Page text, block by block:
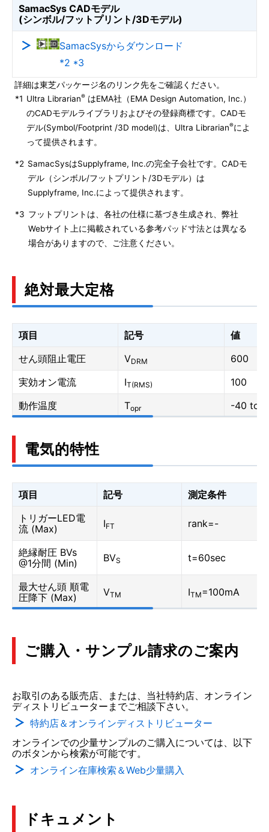
SamacSys CADモデル
(シンボル/フットプリント/3Dモデル)
SamacSysからダウンロード
*2 *3
詳細は東芝パッケージ名のリンク先をご確認ください。
*1 Ultra Librarian® はEMA社（EMA Design Automation, Inc.）
のCADモデルライブラリおよびその登録商標です。CADモ
デル(Symbol/Footprint /3D model)は、Ultra Librarian®によ
って提供されます。
*2 SamacSysはSupplyframe, Inc.の完全子会社です。CADモ
デル（シンボル/フットプリント/3Dモデル）は
Supplyframe, Inc.によって提供されます。
*3 フットプリントは、各社の仕様に基づき生成され、弊社
Webサイト上に掲載されている参考パッド寸法とは異なる
場合がありますので、ご注意ください。
絶対最大定格
項目 記号
値
せん頭阻止電圧
VDRM
600
実効オン電流
IT(RMS)
100
動作温度
Topr -40 to
電気的特性
項目 記号
測定条件
トリガーLED電
流 (Max)
IFT rank=-
絶縁耐圧 BVs
@1分間 (Min)
BVS t=60sec
最大せん頭 順電
圧降下 (Max)
VTM ITM=100mA
ご購入・サンプル請求のご案内
お取引のある販売店、または、当社特約店、オンライン
ディストリビューターまでご相談下さい。
特約店＆オンラインディストリビューター
オンラインでの少量サンプルのご購入については、以下
のボタンから検索が可能です。
オンライン在庫検索＆Web少量購入
ドキュメント